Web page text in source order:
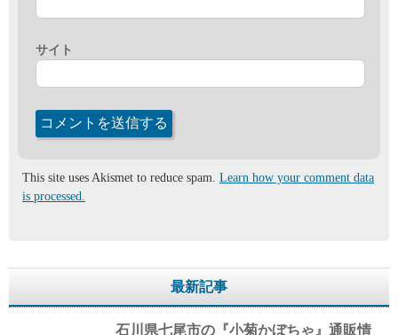
サイト
This site uses Akismet to reduce spam. Learn how your comment data
is processed.
最新記事
石川県七尾市の『小菊かぼちゃ』通販情